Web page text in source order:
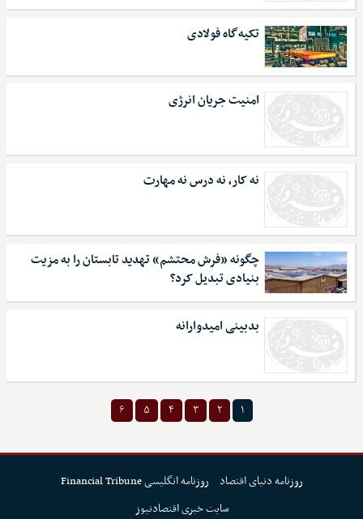
تکیه‌گاه فولادی
امنیت جریان انرژی
نه کار، نه درس نه مهارت
چگونه «فرش محتشم» تهدید تابستان را به مزیت
بنیادی تبدیل کرد؟
بدبینی امیدوارانه
۱ ۲ ۳ ۴ ۵ ۶
روزنامه دنیای اقتصاد
روزنامه انگلیسی Financial Tribune
سایت خبری اقتصادنیوز